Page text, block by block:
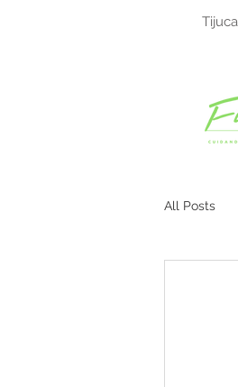
All Posts